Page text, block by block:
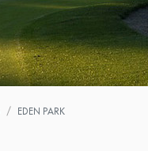
EDEN PARK